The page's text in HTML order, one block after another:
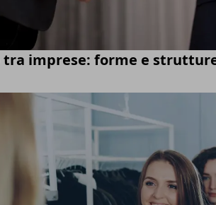
tra imprese: forme e